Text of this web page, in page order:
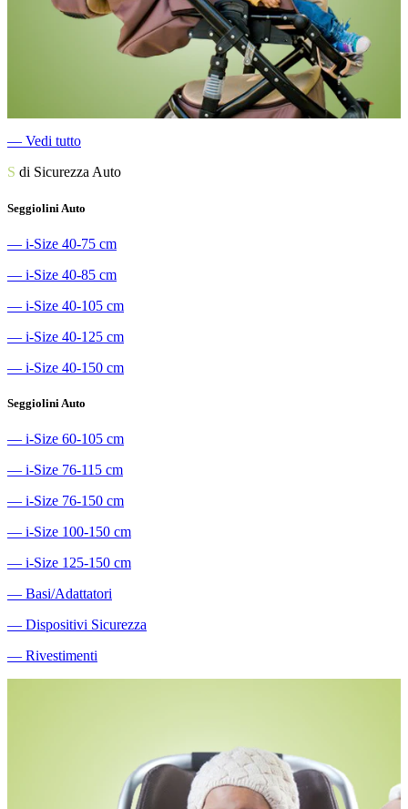
― Vedi tutto
S di Sicurezza Auto
Seggiolini Auto
― i-Size 40-75 cm
― i-Size 40-85 cm
― i-Size 40-105 cm
― i-Size 40-125 cm
― i-Size 40-150 cm
Seggiolini Auto
― i-Size 60-105 cm
― i-Size 76-115 cm
― i-Size 76-150 cm
― i-Size 100-150 cm
― i-Size 125-150 cm
― Basi/Adattatori
― Dispositivi Sicurezza
― Rivestimenti